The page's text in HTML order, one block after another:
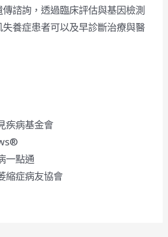
諮詢，透過臨床評估與基因檢測
養症患者可以及早診斷治療與醫
疾病基金會
一點通
縮症病友協會